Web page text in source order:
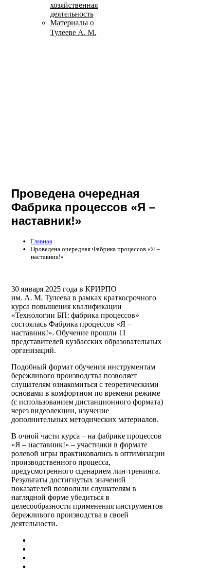
хозяйственная
деятельность
Материалы о
Тулееве А. М.
Проведена очередная
Фабрика процессов «Я –
наставник!»
Главная
Проведена очередная Фабрика процессов «Я –
наставник!»
30 января 2025 года в КРИРПО
им. А. М. Тулеева в рамках краткосрочного
курса повышения квалификации
«Технологии БП: фабрика процессов»
состоялась Фабрика процессов «Я –
наставник!». Обучение прошли 11
представителей кузбасских образовательных
организаций.
Подобный формат обучения инструментам
бережливого производства позволяет
слушателям ознакомиться с теоретическими
основами в комфортном по времени режиме
(с использованием дистанционного формата)
через видеолекции, изучение
дополнительных методических материалов.
В очной части курса – на фабрике процессов
«Я – наставник!» – участники в формате
ролевой игры практиковались в оптимизации
производственного процесса,
предусмотренного сценарием лин-тренинга.
Результаты достигнутых значений
показателей позволили слушателям в
наглядной форме убедиться в
целесообразности применения инструментов
бережливого производства в своей
деятельности.